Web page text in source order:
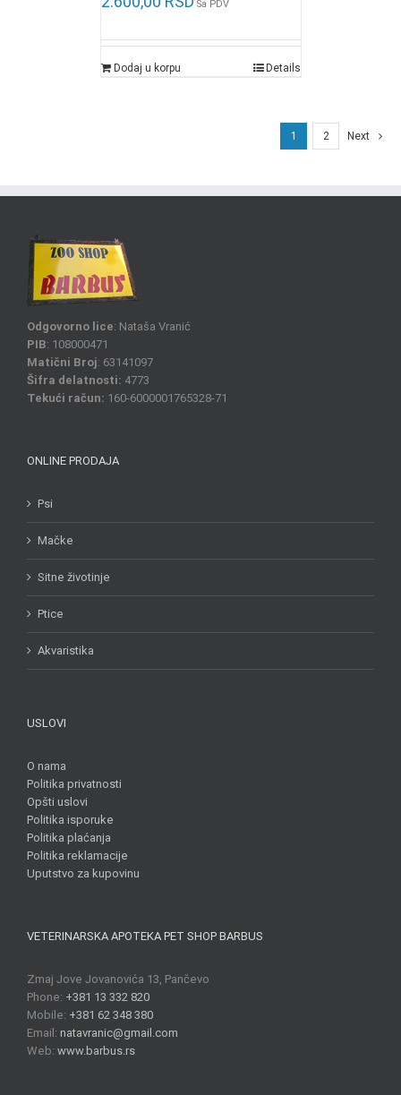
Sa PDV
Dodaj u korpu Details
1 2 Next
Odgovorno lice: Nataša Vranić
PIB: 108000471
Matični Broj: 63141097
Šifra delatnosti: 4773
Tekući račun: 160-6000001765328-71
ONLINE PRODAJA
Psi
Mačke
Sitne životinje
Ptice
Akvaristika
USLOVI
O nama
Politika privatnosti
Opšti uslovi
Politika isporuke
Politika plaćanja
Politika reklamacije
Uputstvo za kupovinu
VETERINARSKA APOTEKA PET SHOP BARBUS
Zmaj Jove Jovanovića 13, Pančevo
Phone: +381 13 332 820
Mobile: +381 62 348 380
Email: natavranic@gmail.com
Web: www.barbus.rs